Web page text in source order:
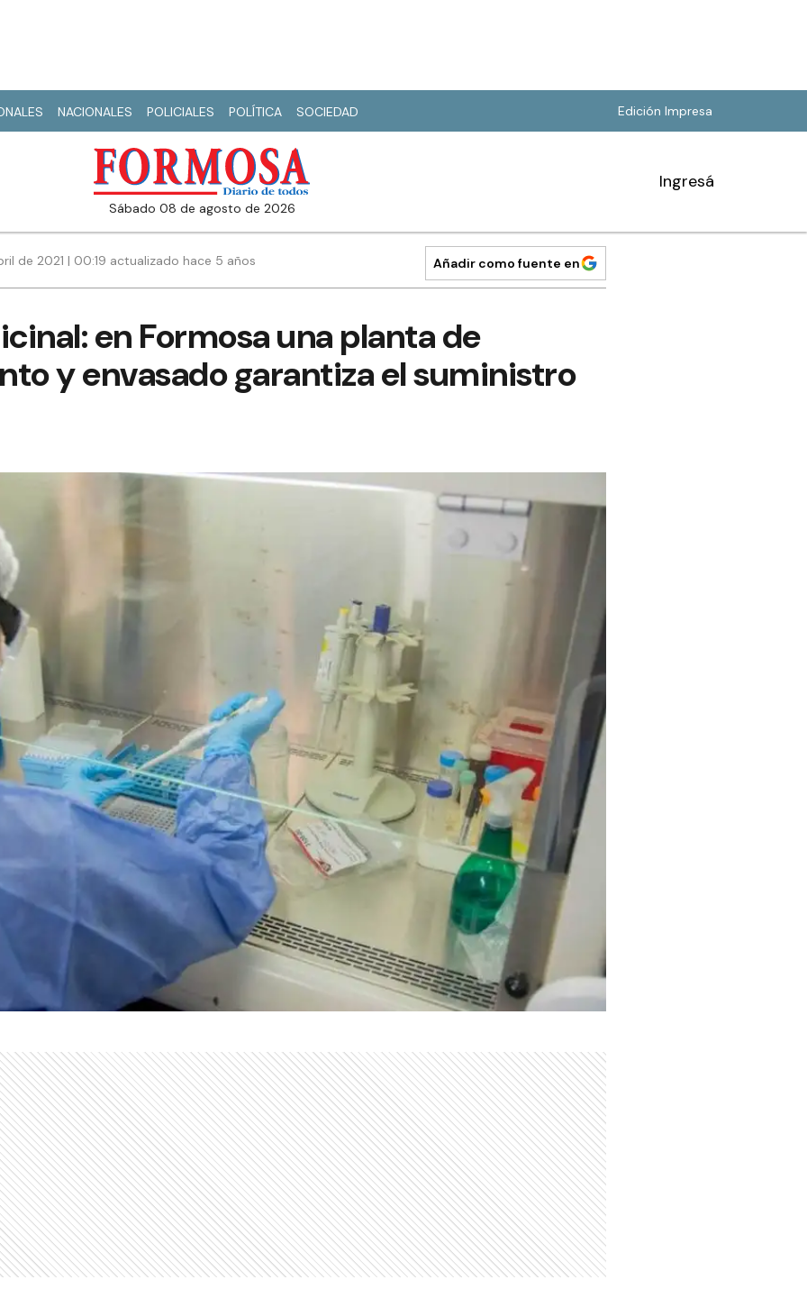
NACIONALES POLICIALES POLÍTICA SOCIEDAD Edición Impresa
sábado 08 de agosto de 2026
Ingresá
de 2021 | 00:19 actualizado hace 5 años Añadir como fuente en
en Formosa una planta de
y envasado garantiza el suministro